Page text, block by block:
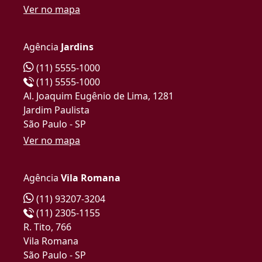
Ver no mapa
Agência Jardins
(11) 5555-1000
(11) 5555-1000
Al. Joaquim Eugênio de Lima, 1281
Jardim Paulista
São Paulo - SP
Ver no mapa
Agência Vila Romana
(11) 93207-3204
(11) 2305-1155
R. Tito, 766
Vila Romana
São Paulo - SP